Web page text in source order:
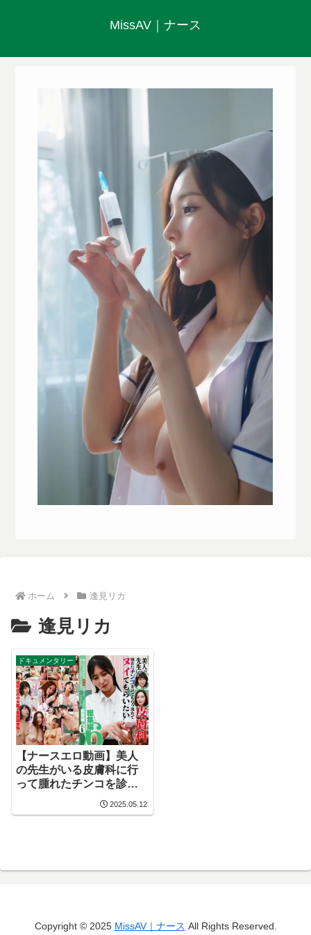
MissAV｜ナース
ホーム 逢見リカ
逢見リカ
ドキュメンタリー
【ナースエロ動画】美人
の先生がいる皮膚科に行
って腫れたチンコを診て
もらう流れでヌイてもら
いたい総集編（6）
2025.05.12
Copyright © 2025 MissAV｜ナース All Rights Reserved.